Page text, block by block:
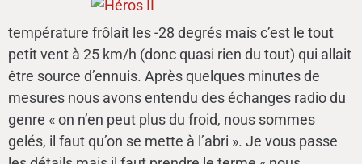
température frôlait les -28 degrés mais c’est le tout
petit vent à 25 km/h (donc quasi rien du tout) qui allait
être source d’ennuis. Après quelques minutes de
mesures nous avons entendu des échanges radio du
genre « on n’en peut plus du froid, nous sommes
gelés, il faut qu’on se mette à l’abri ». Je vous passe